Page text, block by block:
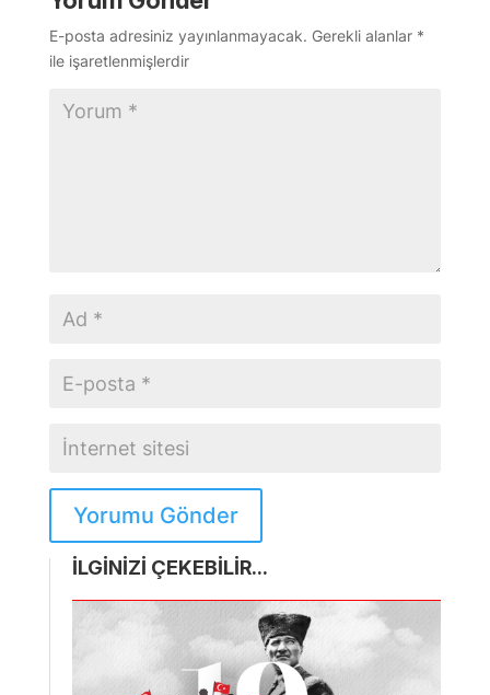
E-posta adresiniz yayınlanmayacak. Gerekli alanlar *
ile işaretlenmişlerdir
Yorumu Gönder
İLGİNİZİ ÇEKEBİLİR...